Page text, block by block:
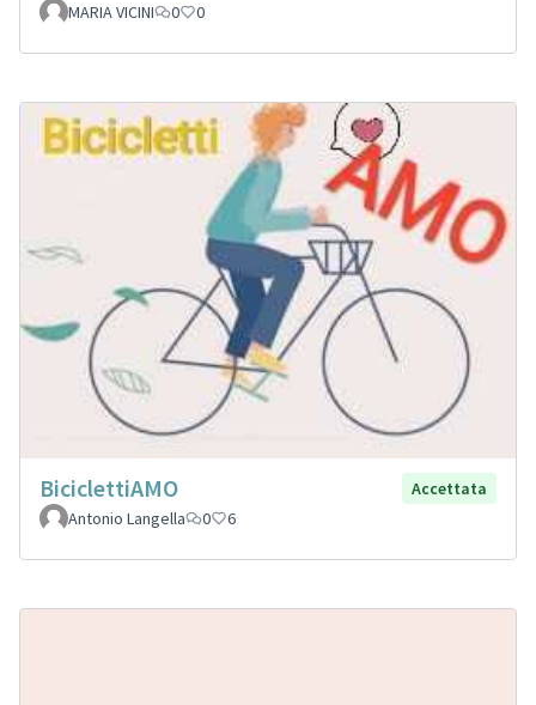
MARIA VICINI 0 0
BiciclettiAMO
Accettata
Antonio Langella
0 6